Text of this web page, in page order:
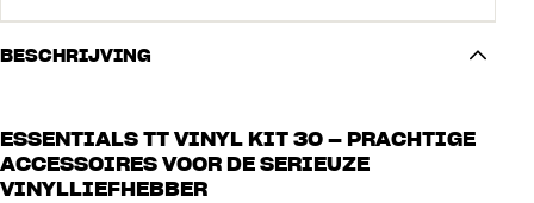
BESCHRIJVING
ESSENTIALS TT VINYL KIT 30 – PRACHTIGE
ACCESSOIRES VOOR DE SERIEUZE
VINYLLIEFHEBBER